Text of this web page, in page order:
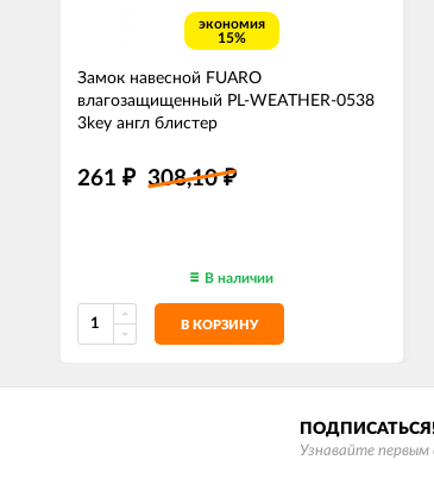
экономия
15%
Замок навесной FUARO
влагозащищенный PL-WEATHER-0538
3key англ блистер
261 ₽ 308,10₽
В наличии
В КОРЗИНУ
Узнавайте первым